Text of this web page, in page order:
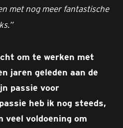
met nog meer fantastische
om te werken met
jaren geleden aan de
passie voor
heb ik nog steeds,
veel voldoening om